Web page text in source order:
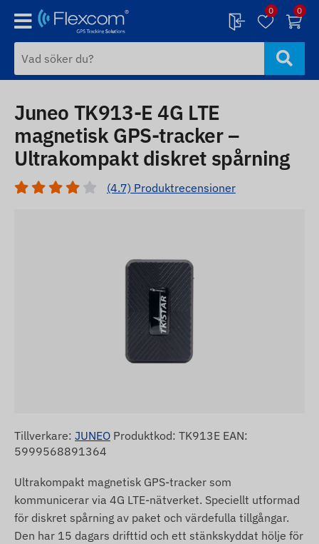
0 0
Juneo TK913-E 4G LTE
magnetisk GPS-tracker –
Ultrakompakt diskret spårning
(4.7) Produktrecensioner
Tillverkare: JUNEO Produktkod: TK913E EAN:
5999568891364
Ultrakompakt magnetisk GPS-tracker som
kommunicerar via 4G LTE-nätverket. Speciellt utformad
för diskret spårning av paket och värdefulla tillgångar.
Den har 15 dagars drifttid och ett stänkskyddat hölje för